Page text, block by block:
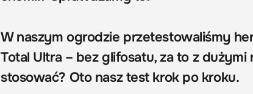
W naszym ogrodzie przetestowaliśmy
Total Ultra – bez glifosatu, za to z dużymi
stosować? Oto nasz test krok po kroku.